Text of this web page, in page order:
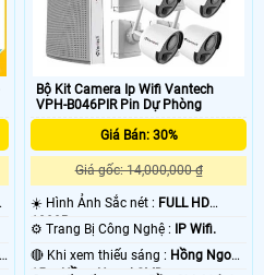
Bộ Kit Camera Ip Wifi Vantech
VPH-B046PIR Pin Dự Phòng
Giá Bán: 30%
Giá gốc: 14,000,000 ₫
☀️ Hình Ảnh Sắc nét : FULL HD
1080P .
⚙ Trang Bị Công Nghệ :
IP Wifi.
🔴 Khi xem thiếu sáng : Hồng Ngoại